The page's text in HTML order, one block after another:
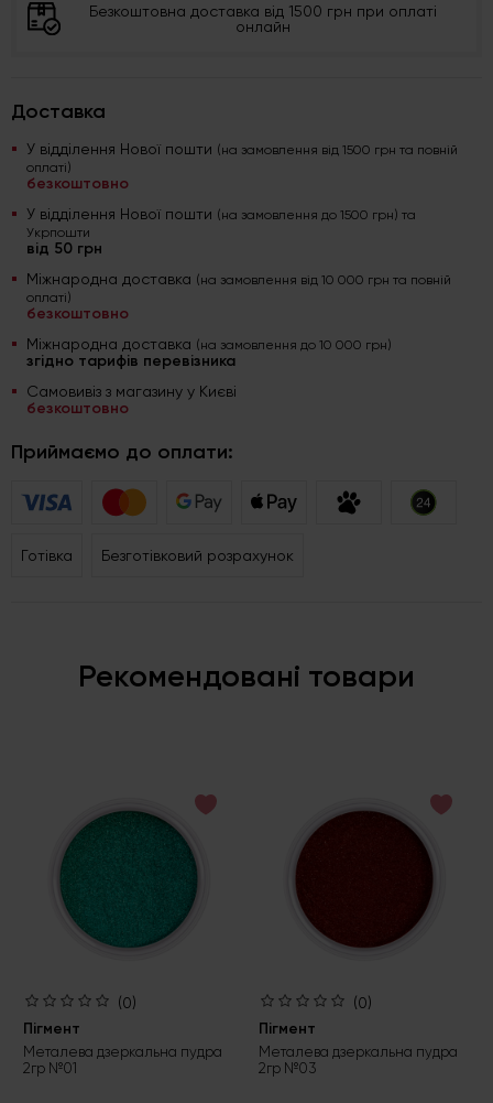
Безкоштовна доставка від 1500 грн при оплаті
онлайн
Доставка
У відділення Нової пошти (на замовлення від 1500 грн та повній
оплаті)
безкоштовно
У відділення Нової пошти (на замовлення до 1500 грн) та
Укрпошти
від 50 грн
Міжнародна доставка (на замовлення від 10 000 грн та повній
оплаті)
безкоштовно
Міжнародна доставка (на замовлення до 10 000 грн)
згідно тарифів перевізника
Самовивіз з магазину у Києві
безкоштовно
Приймаємо до оплати:
Готівка Безготівковий розрахунок
Рекомендовані товари
(0)
Пігмент
Металева дзеркальна пудра
2гр №01
(0)
Пігмент
Металева дзеркальна пудра
2гр №03